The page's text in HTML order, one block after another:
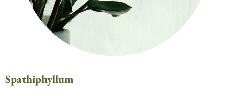
Spathiphyllum